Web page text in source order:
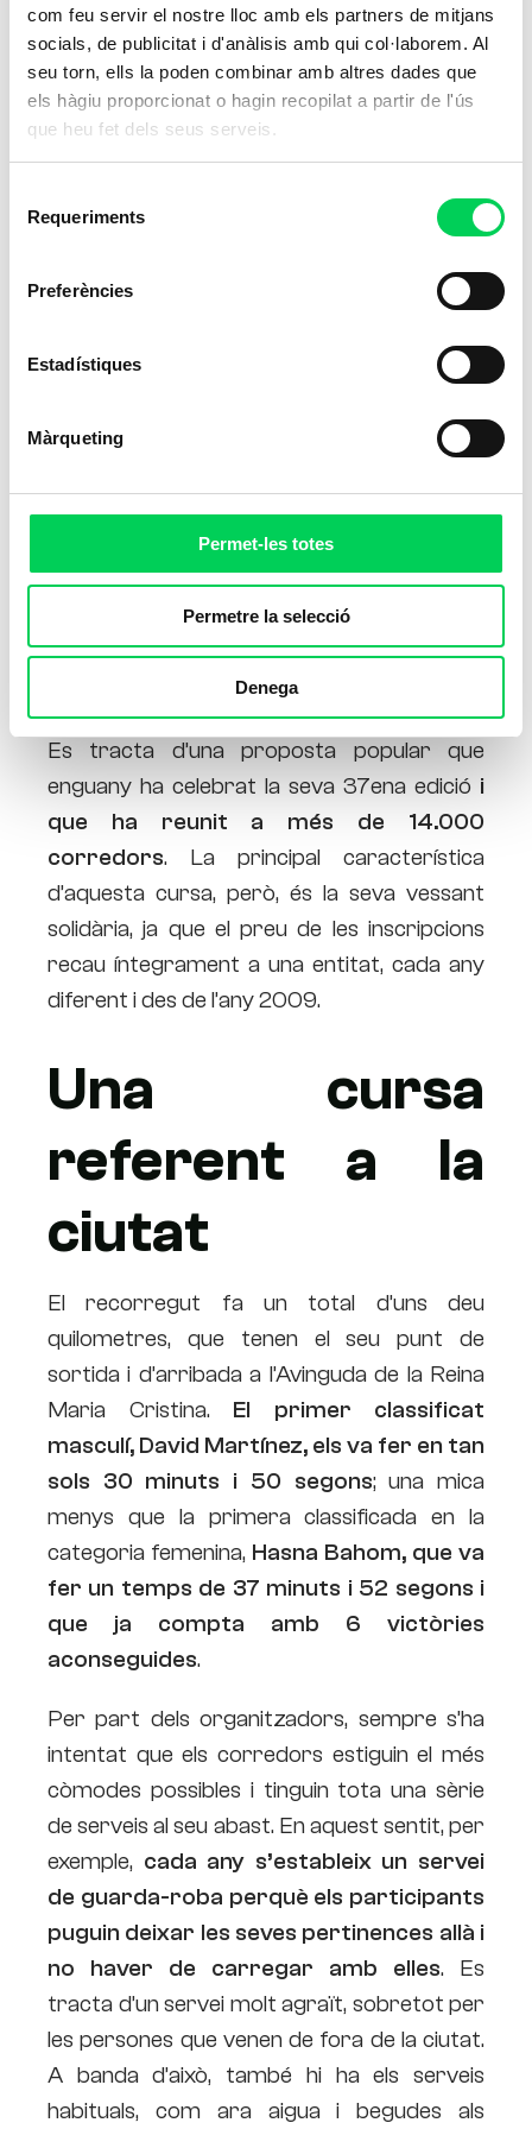
com feu servir el nostre lloc amb els partners de mitjans
socials, de publicitat i d'anàlisis amb qui col·laborem. Al
seu torn, ells la poden combinar amb altres dades que
els hàgiu proporcionat o hagin recopilat a partir de l'ús
que heu fet dels seus serveis.
Requeriments
Preferències
Estadístiques
Màrqueting
Permet-les totes
Permetre la selecció
Denega
Aquest passat diumenge es va celebrar a
Barcelona la ja famosa “Cursa de la Mercè”.
Es tracta d’una proposta popular que
enguany ha celebrat la seva 37ena edició i
que ha reunit a més de 14.000
corredors. La principal característica
d’aquesta cursa, però, és la seva vessant
solidària, ja que el preu de les inscripcions
recau íntegrament a una entitat, cada any
diferent i des de l’any 2009.
Una cursa
referent a la
ciutat
El recorregut fa un total d’uns deu
quilometres, que tenen el seu punt de
sortida i d’arribada a l’Avinguda de la Reina
Maria Cristina. El primer classificat
masculí, David Martínez, els va fer en tan
sols 30 minuts i 50 segons; una mica
menys que la primera classificada en la
categoria femenina, Hasna Bahom, que va
fer un temps de 37 minuts i 52 segons i
que ja compta amb 6 victòries
aconseguides.
Per part dels organitzadors, sempre s’ha
intentat que els corredors estiguin el més
còmodes possibles i tinguin tota una sèrie
de serveis al seu abast. En aquest sentit, per
exemple, cada any s’estableix un servei
de guarda-roba perquè els participants
puguin deixar les seves pertinences allà i
no haver de carregar amb elles. Es
tracta d’un servei molt agraït, sobretot per
les persones que venen de fora de la ciutat.
A banda d’això, també hi ha els serveis
habituals, com ara aigua i begudes als